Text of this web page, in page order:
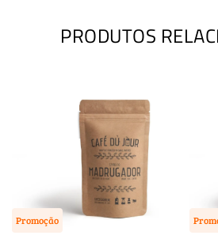
PRODUTOS
Promoção